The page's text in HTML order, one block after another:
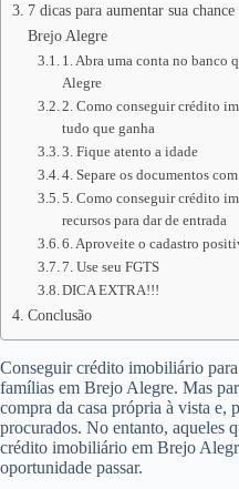
7 dicas para aumentar sua
Brejo Alegre
1. Abra uma conta no banco
Alegre
2. Como conseguir crédito
tudo que ganha
3. Fique atento a idade
4. Separe os documentos
5. Como conseguir crédito
recursos para dar de entrada
6. Aproveite o cadastro
7. Use seu FGTS
DICA EXTRA!!!
Conclusão
Conseguir crédito imobiliário
famílias em Brejo Alegre. Mas
compra da casa própria à vista e,
procurados. No entanto, aqueles
crédito imobiliário em Brejo
oportunidade passar.